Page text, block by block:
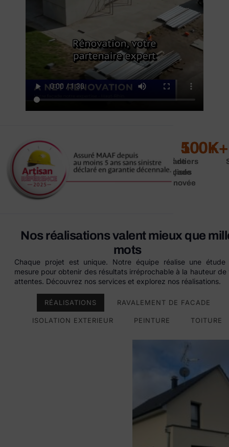
Chantiers
réalisés
500+
m² de
façade
rénovée
100K+
Nos réalisations valent mieux que
mots
Chaque projet est unique. Notre équipe réalise une étude
mesure pour obtenir des résultats irréprochable à la hauteur de
attentes. Découvrez nos services et explorez nos réalisations.
RÉALISATIONS RAVALEMENT DE FACADE
ISOLATION EXTERIEUR PEINTURE TOITURE